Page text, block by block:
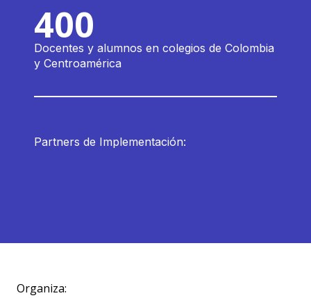
400
Docentes y alumnos en colegios de Colombia
y Centroamérica
Partners de Implementación:
Organiza: